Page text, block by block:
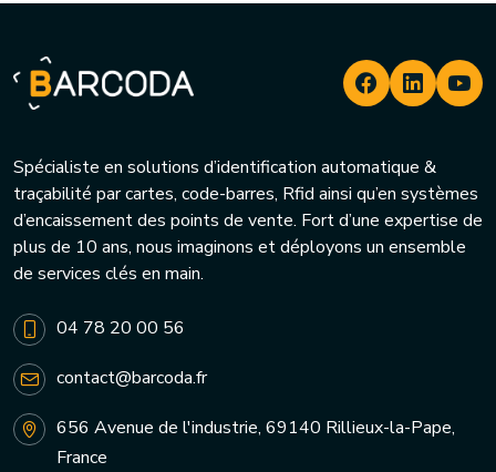
Spécialiste en solutions d’identification automatique &
traçabilité par cartes, code-barres, Rfid ainsi qu’en systèmes
d’encaissement des points de vente. Fort d’une expertise de
plus de 10 ans, nous imaginons et déployons un ensemble
de services clés en main.
04 78 20 00 56
contact@barcoda.fr
656 Avenue de l'industrie, 69140 Rillieux-la-Pape,
France